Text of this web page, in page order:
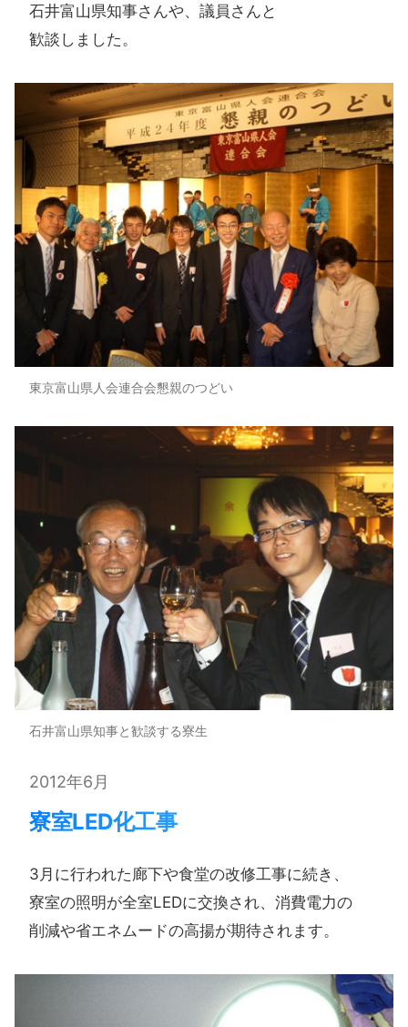
石井富山県知事さんや、​議員さんと​
歓談しました。​
東京富山県人会連合会懇親のつどい
石井富山県知事と歓談する寮生
2012年6月
寮室LED化工事
3月に​行われた​廊下や​食堂の​改修工事に​続き、​
寮室の​照明が​全室LEDに​交換され、​消費電力の​
削減や​省エネムードの​高揚が​期待されます。​